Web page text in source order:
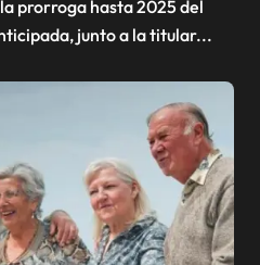
junto a la titular...